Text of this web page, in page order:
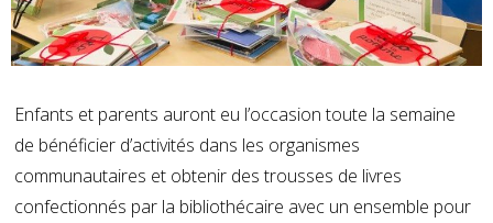
Enfants et parents auront eu l’occasion toute la semaine
de bénéficier d’activités dans les organismes
communautaires et obtenir des trousses de livres
confectionnés par la bibliothécaire avec un ensemble pour